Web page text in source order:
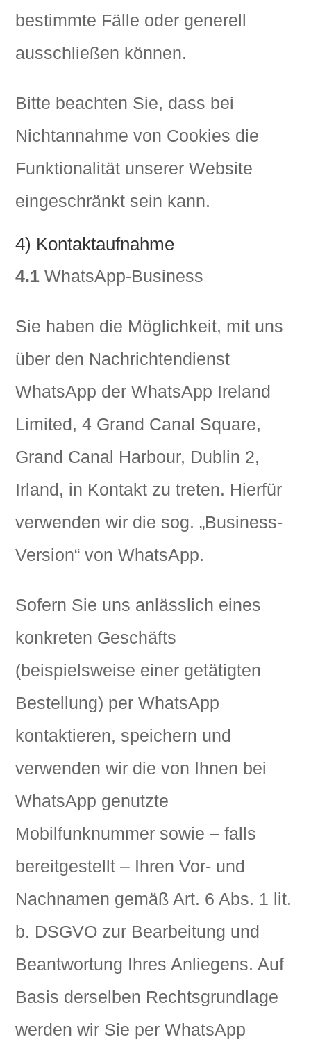
bestimmte Fälle oder generell
ausschließen können.
Bitte beachten Sie, dass bei
Nichtannahme von Cookies die
Funktionalität unserer Website
eingeschränkt sein kann.
4) Kontaktaufnahme
4.1 WhatsApp-Business
Sie haben die Möglichkeit, mit uns
über den Nachrichtendienst
WhatsApp der WhatsApp Ireland
Limited, 4 Grand Canal Square,
Grand Canal Harbour, Dublin 2,
Irland, in Kontakt zu treten. Hierfür
verwenden wir die sog. „Business-
Version“ von WhatsApp.
Sofern Sie uns anlässlich eines
konkreten Geschäfts
(beispielsweise einer getätigten
Bestellung) per WhatsApp
kontaktieren, speichern und
verwenden wir die von Ihnen bei
WhatsApp genutzte
Mobilfunknummer sowie – falls
bereitgestellt – Ihren Vor- und
Nachnamen gemäß Art. 6 Abs. 1 lit.
b. DSGVO zur Bearbeitung und
Beantwortung Ihres Anliegens. Auf
Basis derselben Rechtsgrundlage
werden wir Sie per WhatsApp